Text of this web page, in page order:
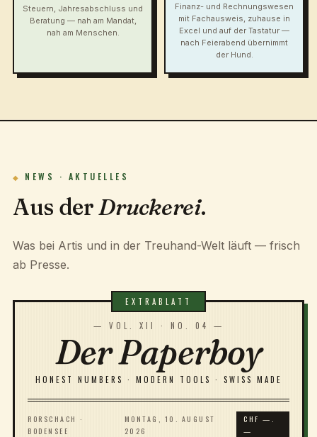
Steuern, Jahresabschluss und
Beratung — nah am Mandat,
nah am Menschen.
Finanz- und Rechnungswesen
mit Fachausweis, zuhause in
Excel und auf der Tastatur —
nach Feierabend übernimmt
der Hund.
NEWS · AKTUELLES
Aus derDruckerei.
Was bei Artis und in der Treuhand-Welt läuft — frisch
ab Presse.
— VOL. XII · NO. 04 —
Der Paperboy
HONEST NUMBERS · MODERN TOOLS · SWISS MADE
RORSCHACH ·
BODENSEE
MONTAG, 10. AUGUST
2026
CHF —.
—